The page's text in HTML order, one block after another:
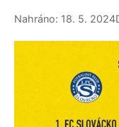
Nahráno: 18. 5. 2024